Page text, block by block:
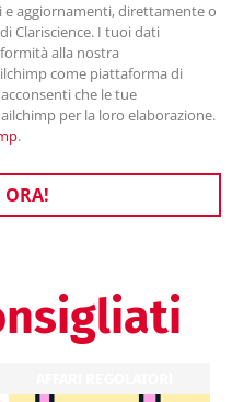
e aggiornamenti, direttamente o
Clariscience. I tuoi dati
alla nostra
come piattaforma di
che le tue
per la loro elaborazione.
.
ORA!